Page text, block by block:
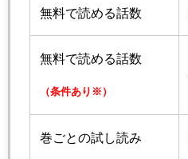
無料で読める話数
無料で読める話数
（条件あり※）
巻ごとの試し読み